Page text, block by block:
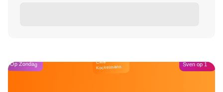
Op Zondag Café
Kockelmann Sven op 1